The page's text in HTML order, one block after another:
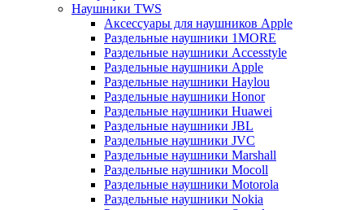
Наушники TWS
Аксессуары для наушников Apple
Раздельные наушники 1MORE
Раздельные наушники Accesstyle
Раздельные наушники Apple
Раздельные наушники Haylou
Раздельные наушники Honor
Раздельные наушники Huawei
Раздельные наушники JBL
Раздельные наушники JVC
Раздельные наушники Marshall
Раздельные наушники Mocoll
Раздельные наушники Motorola
Раздельные наушники Nokia